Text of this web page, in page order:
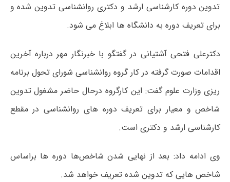
تدوین دوره کارشناسی ارشد و دکتری روانشناسی تدوین شده و
برای تعریف دوره به دانشگاه ها ابلاغ می شود.
دکترعلی فتحی آشتیانی در گفتگو با خبرنگار مهر درباره آخرین
اقدامات صورت گرفته در کار گروه روانشناسی شورای تحول برنامه
ریزی وزارت علوم گفت: این کارگروه درحال حاضر مشغول تدوین
شاخص و معیار برای تعریف دوره های روانشناسی در مقطع
کارشناسی ارشد و دکتری است.
وی ادامه داد: بعد از نهایی شدن شاخص‌ها دوره ها براساس
شاخص هایی که تدوین شده تعریف خواهد شد.